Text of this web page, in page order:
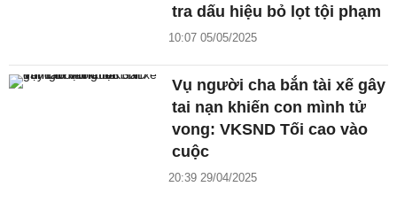
tra dấu hiệu bỏ lọt tội phạm
10:07 05/05/2025
Vụ người cha bắn tài xế gây
tai nạn khiến con mình tử
vong: VKSND Tối cao vào
cuộc
20:39 29/04/2025